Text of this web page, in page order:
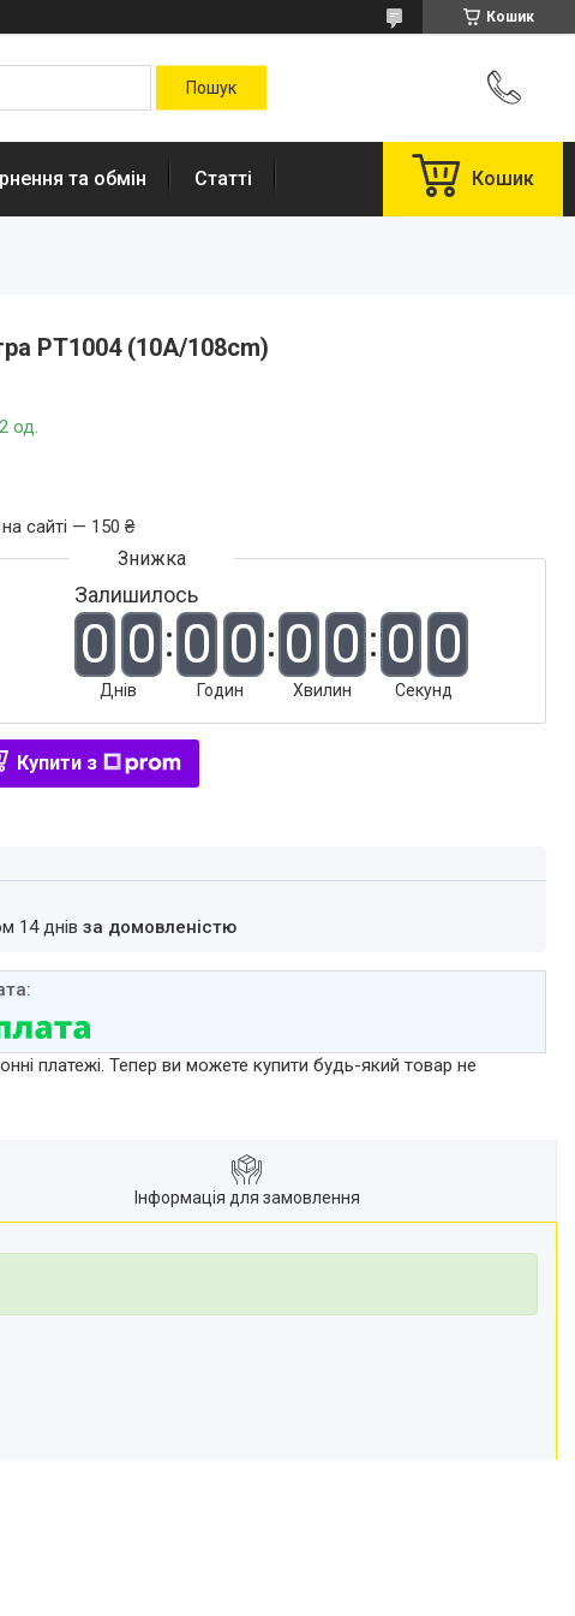
Кошик
та обмін Статті Кошик
PT1004 (10A/108cm)
од.
сайті — 150 ₴
Залишилось
0 0
Днів
0 0
Годин
0 0
Хвилин
0 0
Секунд
Купити з
14 днів за домовленістю
платежі. Тепер ви можете купити будь-який товар не
Інформація для замовлення